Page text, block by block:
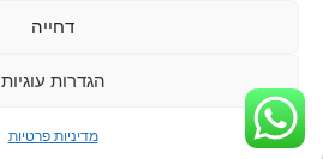
דחייה
הגדרות עוגיות
מדיניות פרטיות
© כל הזכויות שמורות לישיבת שבי חברון 2022 | נבנה ועוצב ב-❤ ע"י